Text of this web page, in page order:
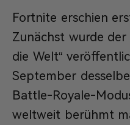
Fortnite erschien
Zunächst wurde
die Welt“
September
Battle-Royale-
weltweit berühmt